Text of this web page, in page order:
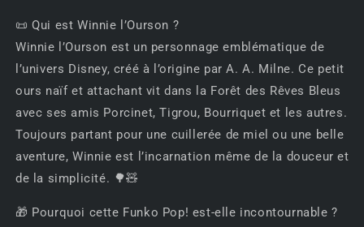
📜 Qui est Winnie l’Ourson ?
Winnie l’Ourson est un personnage emblématique de
l’univers Disney, créé à l’origine par A. A. Milne. Ce petit
ours naïf et attachant vit dans la Forêt des Rêves Bleus
avec ses amis Porcinet, Tigrou, Bourriquet et les autres.
Toujours partant pour une cuillerée de miel ou une belle
aventure, Winnie est l’incarnation même de la douceur et
de la simplicité. 🌳🧸
🎁 Pourquoi cette Funko Pop! est-elle incontournable ?